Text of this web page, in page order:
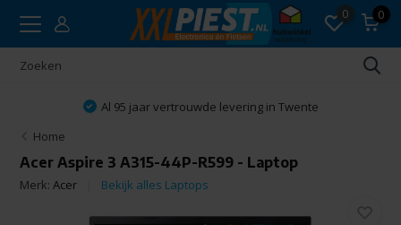
0 0
Al 95 jaar vertrouwde levering in Twente
Home
Acer Aspire 3 A315-44P-R599 - Laptop
Merk:Acer Bekijk alles Laptops